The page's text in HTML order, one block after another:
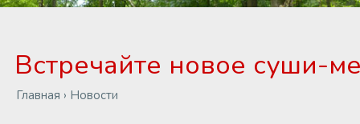
Встречайте новое суши-
Главная › Новости